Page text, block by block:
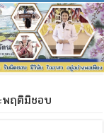
พฤติมิชอบ